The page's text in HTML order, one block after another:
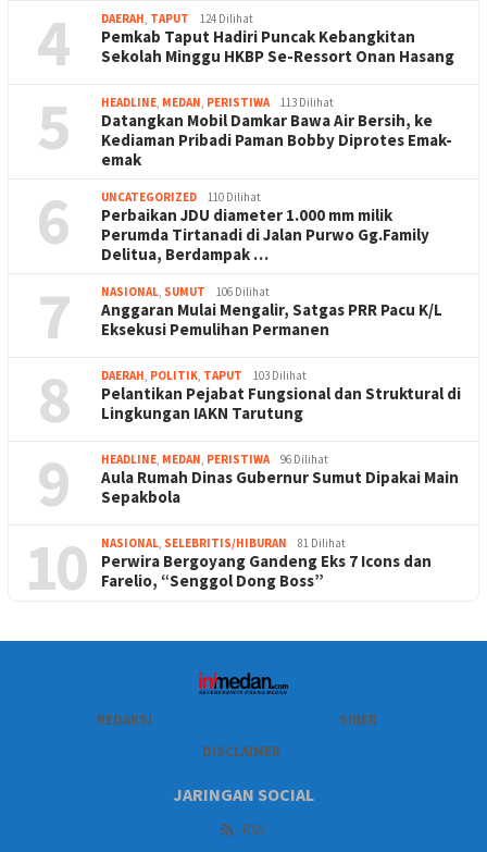
4 DAERAH, TAPUT 124 Dilihat
Pemkab Taput Hadiri Puncak Kebangkitan
Sekolah Minggu HKBP Se-Ressort Onan Hasang
5 HEADLINE, MEDAN, PERISTIWA 113 Dilihat
Datangkan Mobil Damkar Bawa Air Bersih, ke
Kediaman Pribadi Paman Bobby Diprotes Emak-
emak
6 UNCATEGORIZED 110 Dilihat
Perbaikan JDU diameter 1.000 mm milik
Perumda Tirtanadi di Jalan Purwo Gg.Family
Delitua, Berdampak …
7 NASIONAL, SUMUT 106 Dilihat
Anggaran Mulai Mengalir, Satgas PRR Pacu K/L
Eksekusi Pemulihan Permanen
8 DAERAH, POLITIK, TAPUT 103 Dilihat
Pelantikan Pejabat Fungsional dan Struktural di
Lingkungan IAKN Tarutung
9 HEADLINE, MEDAN, PERISTIWA 96 Dilihat
Aula Rumah Dinas Gubernur Sumut Dipakai Main
Sepakbola
10 NASIONAL, SELEBRITIS/HIBURAN 81 Dilihat
Perwira Bergoyang Gandeng Eks 7 Icons dan
Farelio, “Senggol Dong Boss”
REDAKSI
SIBER
DISCLAIMER
JARINGAN SOCIAL
RSS